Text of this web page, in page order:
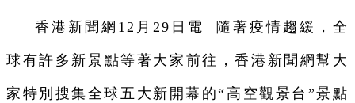
香港新聞網12月29日電 隨著疫情趨緩，全
球有許多新景點等著大家前往，香港新聞網幫大
家特別搜集全球五大新開幕的“高空觀景台”景點